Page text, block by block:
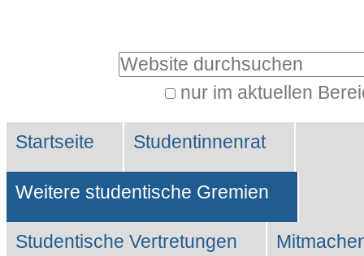
Website durchsuchen
nur im aktuellen
Suche…
Sektionen
Startseite Studentinnenrat
Weitere studentische Gremien
Studentische Vertretungen